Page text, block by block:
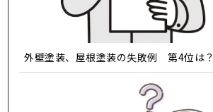
外壁塗装、屋根塗装の失敗例 第4位は？